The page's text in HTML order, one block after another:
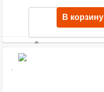
В корзину